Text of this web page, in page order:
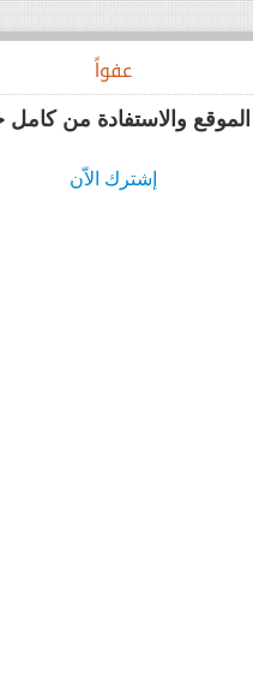
عفواً
والاستفادة من
إشترك الاّن